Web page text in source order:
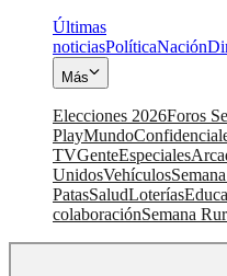
Últimas
noticiasPolíticaNación
Más
Elecciones 2026Foros
PlayMundo
TVGenteEspeciales
UnidosVehículos
PatasSaludLoterías
colaboraciónSemana